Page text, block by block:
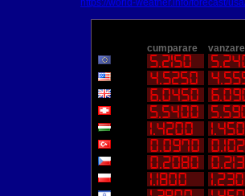
https://world-weather.info/forecast/